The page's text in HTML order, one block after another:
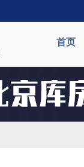
首页